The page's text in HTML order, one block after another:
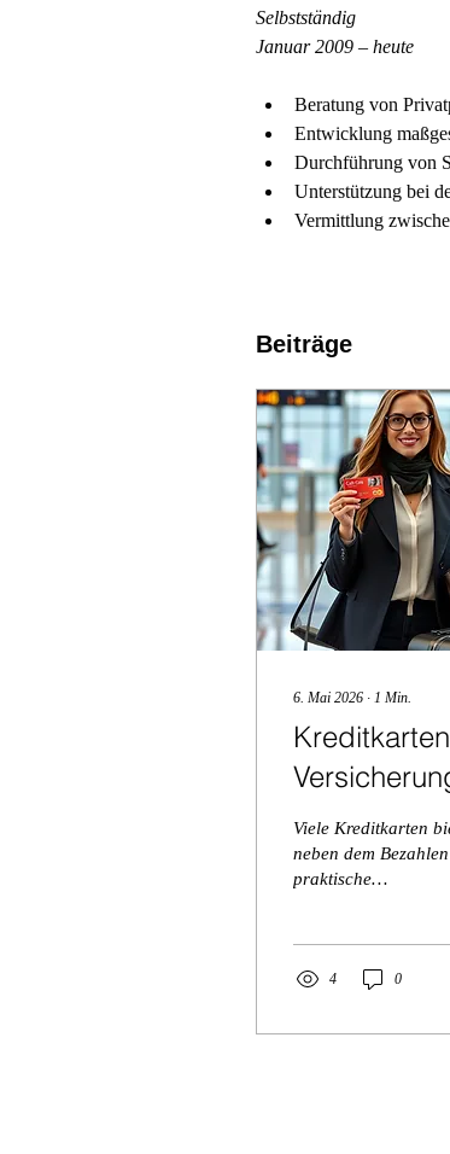
Selbstständig
Januar 2009 – heute
Beratung von
Entwicklung
Durchführung von
Unterstützung bei
Vermittlung
Beiträge
6. Mai 2026 ∙ 1 Min.
Versteckte
clever nutzen
Viele Kreditkarten
neben dem Bezahlen
praktische
können. Je nach
Mietwagen-Schutz
4 0